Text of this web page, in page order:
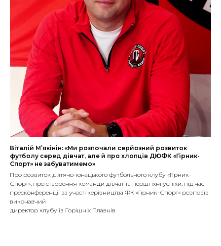
Віталій М’якінін: «Ми розпочали серйозний розвиток
футболу серед дівчат, але й про хлопців ДЮФК «Гірник-
Спорт» не забуватимемо»
Про розвиток дитячо-юнацького футбольного клубу «Гірник-
Спорт», про створення команди дівчат та перші їхні успіхи, під час
пресконференції за участі керівництва ФК «Гірник-Спорт» розповів
виконавчий
директор клубу із Горішніх Плавнів